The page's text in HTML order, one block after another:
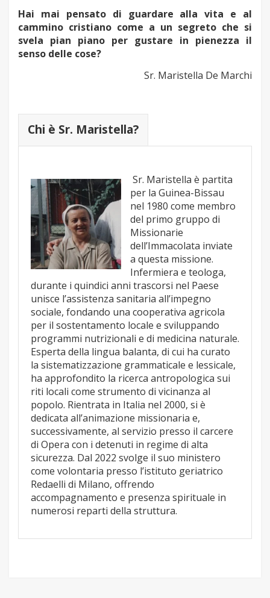
Hai mai pensato di guardare alla vita e al
cammino cristiano come a un segreto che si
svela pian piano per gustare in pienezza il
senso delle cose?
Sr. Maristella De Marchi
Chi è Sr. Maristella?
Sr. Maristella è partita
per la Guinea-Bissau
nel 1980 come membro
del primo gruppo di
Missionarie
dell’Immacolata inviate
a questa missione.
Infermiera e teologa,
durante i quindici anni trascorsi nel Paese
unisce l’assistenza sanitaria all’impegno
sociale, fondando una cooperativa agricola
per il sostentamento locale e sviluppando
programmi nutrizionali e di medicina naturale.
Esperta della lingua balanta, di cui ha curato
la sistematizzazione grammaticale e lessicale,
ha approfondito la ricerca antropologica sui
riti locali come strumento di vicinanza al
popolo. Rientrata in Italia nel 2000, si è
dedicata all’animazione missionaria e,
successivamente, al servizio presso il carcere
di Opera con i detenuti in regime di alta
sicurezza. Dal 2022 svolge il suo ministero
come volontaria presso l’istituto geriatrico
Redaelli di Milano, offrendo
accompagnamento e presenza spirituale in
numerosi reparti della struttura.